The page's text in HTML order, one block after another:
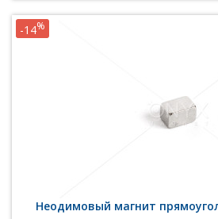
Неодимовый магнит
-14%